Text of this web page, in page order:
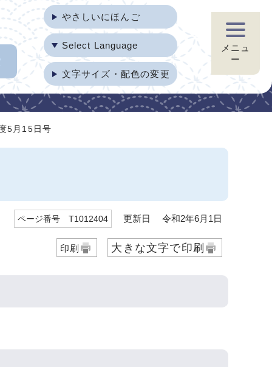
やさしいにほんご
Select Language
文字サイズ・配色の変更
メニュ
ー
5月15日号
ページ番号 T1012404 更新日 令和2年6月1日
印刷 大きな文字で印刷